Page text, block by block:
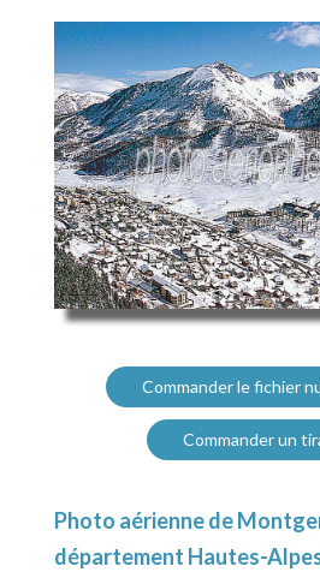
Commander le fichier
Commander un
Photo aérienne de
département Hautes-